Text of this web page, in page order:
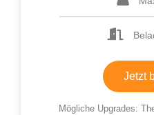
Jetzt
Mögliche Upgrades: